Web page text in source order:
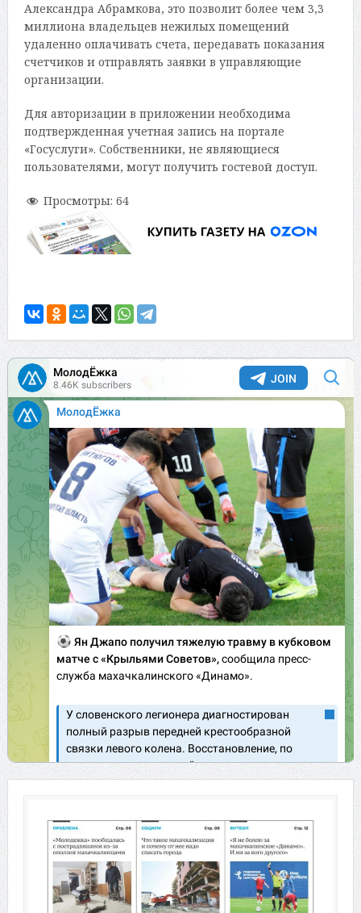
Александра Абрамкова, это позволит более чем 3,3
миллиона владельцев нежилых помещений
удаленно оплачивать счета, передавать показания
счетчиков и отправлять заявки в управляющие
организации.
Для авторизации в приложении необходима
подтвержденная учетная запись на портале
«Госуслуги». Собственники, не являющиеся
пользователями, могут получить гостевой доступ.
Просмотры: 64